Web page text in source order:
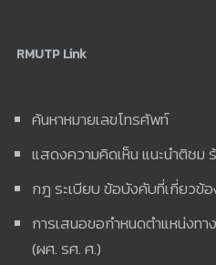
RMUTP Link
ค้นหาหมายเลขโทรศัพท์
แสดงความคิดเห็น แนะนำติชม
กฎ ระเบียบ ข้อบังคับที่เกี่ยวข้
การเสนอขอกำหนดตำแหน่งทา
(ผศ. รศ. ศ.)